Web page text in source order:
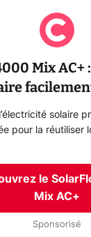
Mix AC+
solaire
pour la réutiliser
le
Mix AC+
Sponsorisé